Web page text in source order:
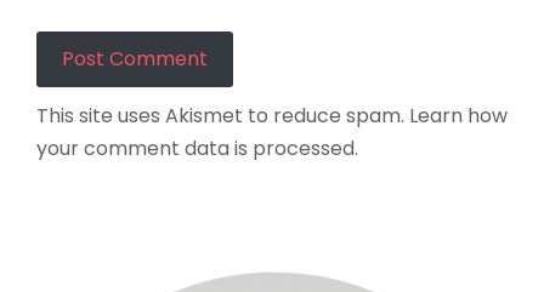
This site uses Akismet to reduce spam. Learn how
your comment data is processed.